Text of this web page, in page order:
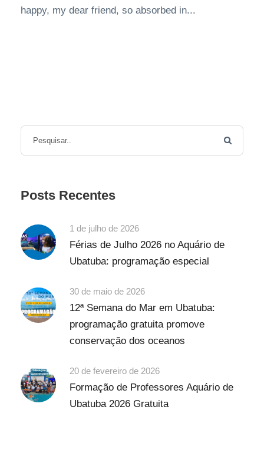
happy, my dear friend, so absorbed in...
Posts Recentes
1 de julho de 2026
Férias de Julho 2026 no Aquário de
Ubatuba: programação especial
30 de maio de 2026
12ª Semana do Mar em Ubatuba:
programação gratuita promove
conservação dos oceanos
20 de fevereiro de 2026
Formação de Professores Aquário de
Ubatuba 2026 Gratuita